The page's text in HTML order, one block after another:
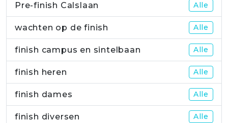
Pre-finish Calslaan Alle
wachten op de finish Alle
finish campus en sintelbaan Alle
finish heren Alle
finish dames Alle
finish diversen Alle